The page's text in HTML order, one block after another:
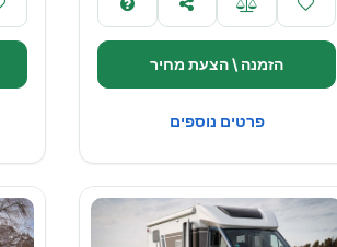
הזמנה \ הצעת מחיר
פרטים נוספים